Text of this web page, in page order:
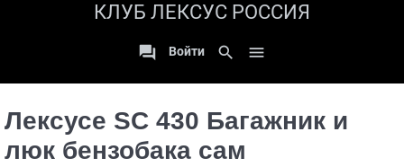
КЛУБ ЛЕКСУС РОССИЯ
 Войти search 
Лексусе SC 430 Багажник и
люк бензобака сам